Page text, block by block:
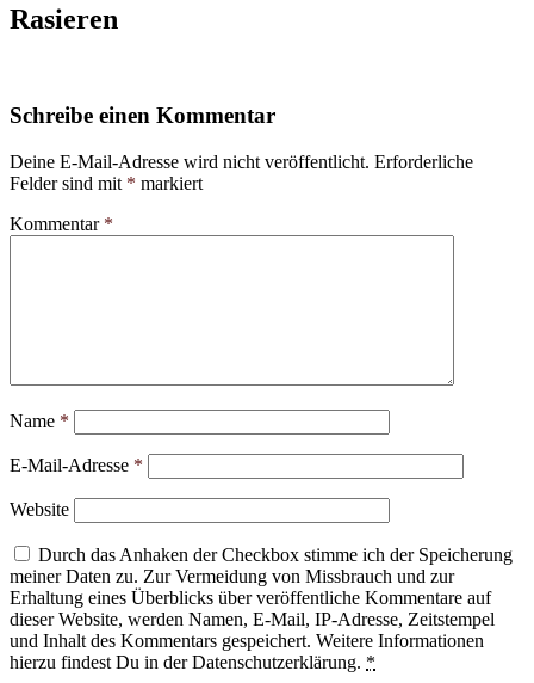
Rasieren
Schreibe einen Kommentar
Deine E-Mail-Adresse wird nicht veröffentlicht. Erforderliche
Felder sind mit * markiert
Kommentar *
Name *
E-Mail-Adresse *
Website
Durch das Anhaken der Checkbox stimme ich der Speicherung
meiner Daten zu. Zur Vermeidung von Missbrauch und zur
Erhaltung eines Überblicks über veröffentliche Kommentare auf
dieser Website, werden Namen, E-Mail, IP-Adresse, Zeitstempel
und Inhalt des Kommentars gespeichert. Weitere Informationen
hierzu findest Du in der Datenschutzerklärung. *